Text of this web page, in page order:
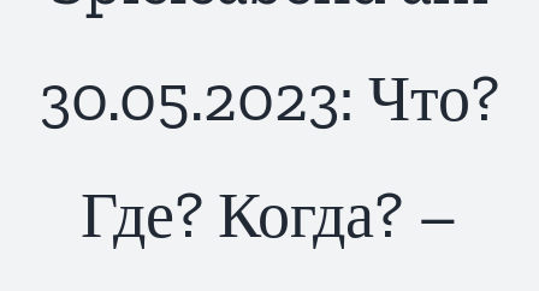
30.05.2023: Что?
Где? Когда? –